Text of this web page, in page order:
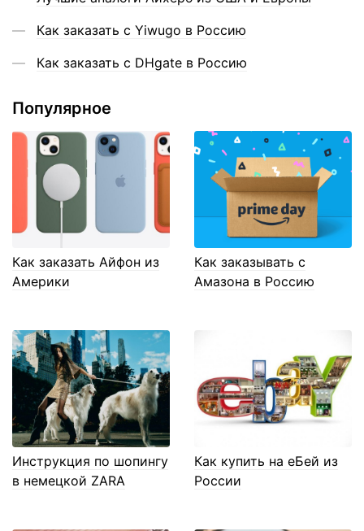
Как заказать с Yiwugo в Россию
Как заказать с DHgate в Россию
Популярное
Как заказать Айфон из
Америки
Как заказывать с
Амазона в Россию
Инструкция по шопингу
в немецкой ZARA
Как купить на еБей из
России